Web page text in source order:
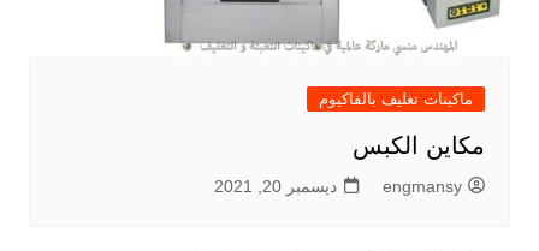
ماكينات تغليف بالفاكيوم
مكاين الكبس
engmansy ديسمبر 20, 2021